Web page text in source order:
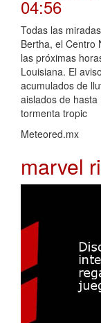
04:56
Todas las
Bertha, el Centro
las próximas
Louisiana. El
acumulados de
aislados de
tormenta tropic
Meteored.mx
marvel